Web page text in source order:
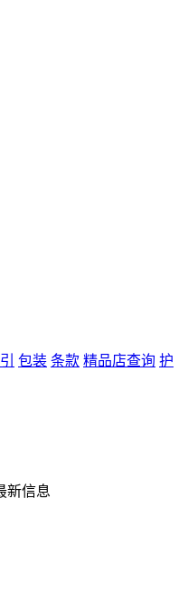
包装 条款 精品店查询 护
新信息